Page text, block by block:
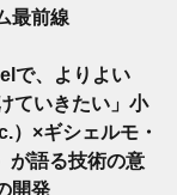
最前線
で、よりよい
ていきたい」小
）×ギシェルモ・
が語る技術の意
開発